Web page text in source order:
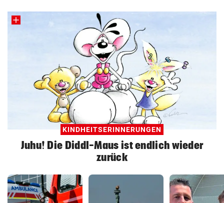
KINDHEITSERINNERUNGEN
Juhu! Die Diddl-Maus ist endlich wieder
zurück